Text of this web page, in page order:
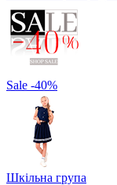
Sale -40%
Шкільна група